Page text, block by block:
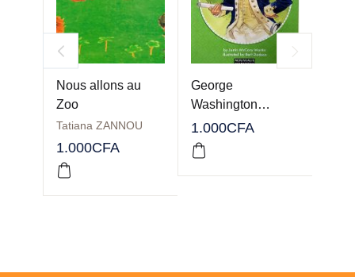
Nous allons au
Zoo
Tatiana ZANNOU
1.000CFA
George
Washington…
1.000CFA